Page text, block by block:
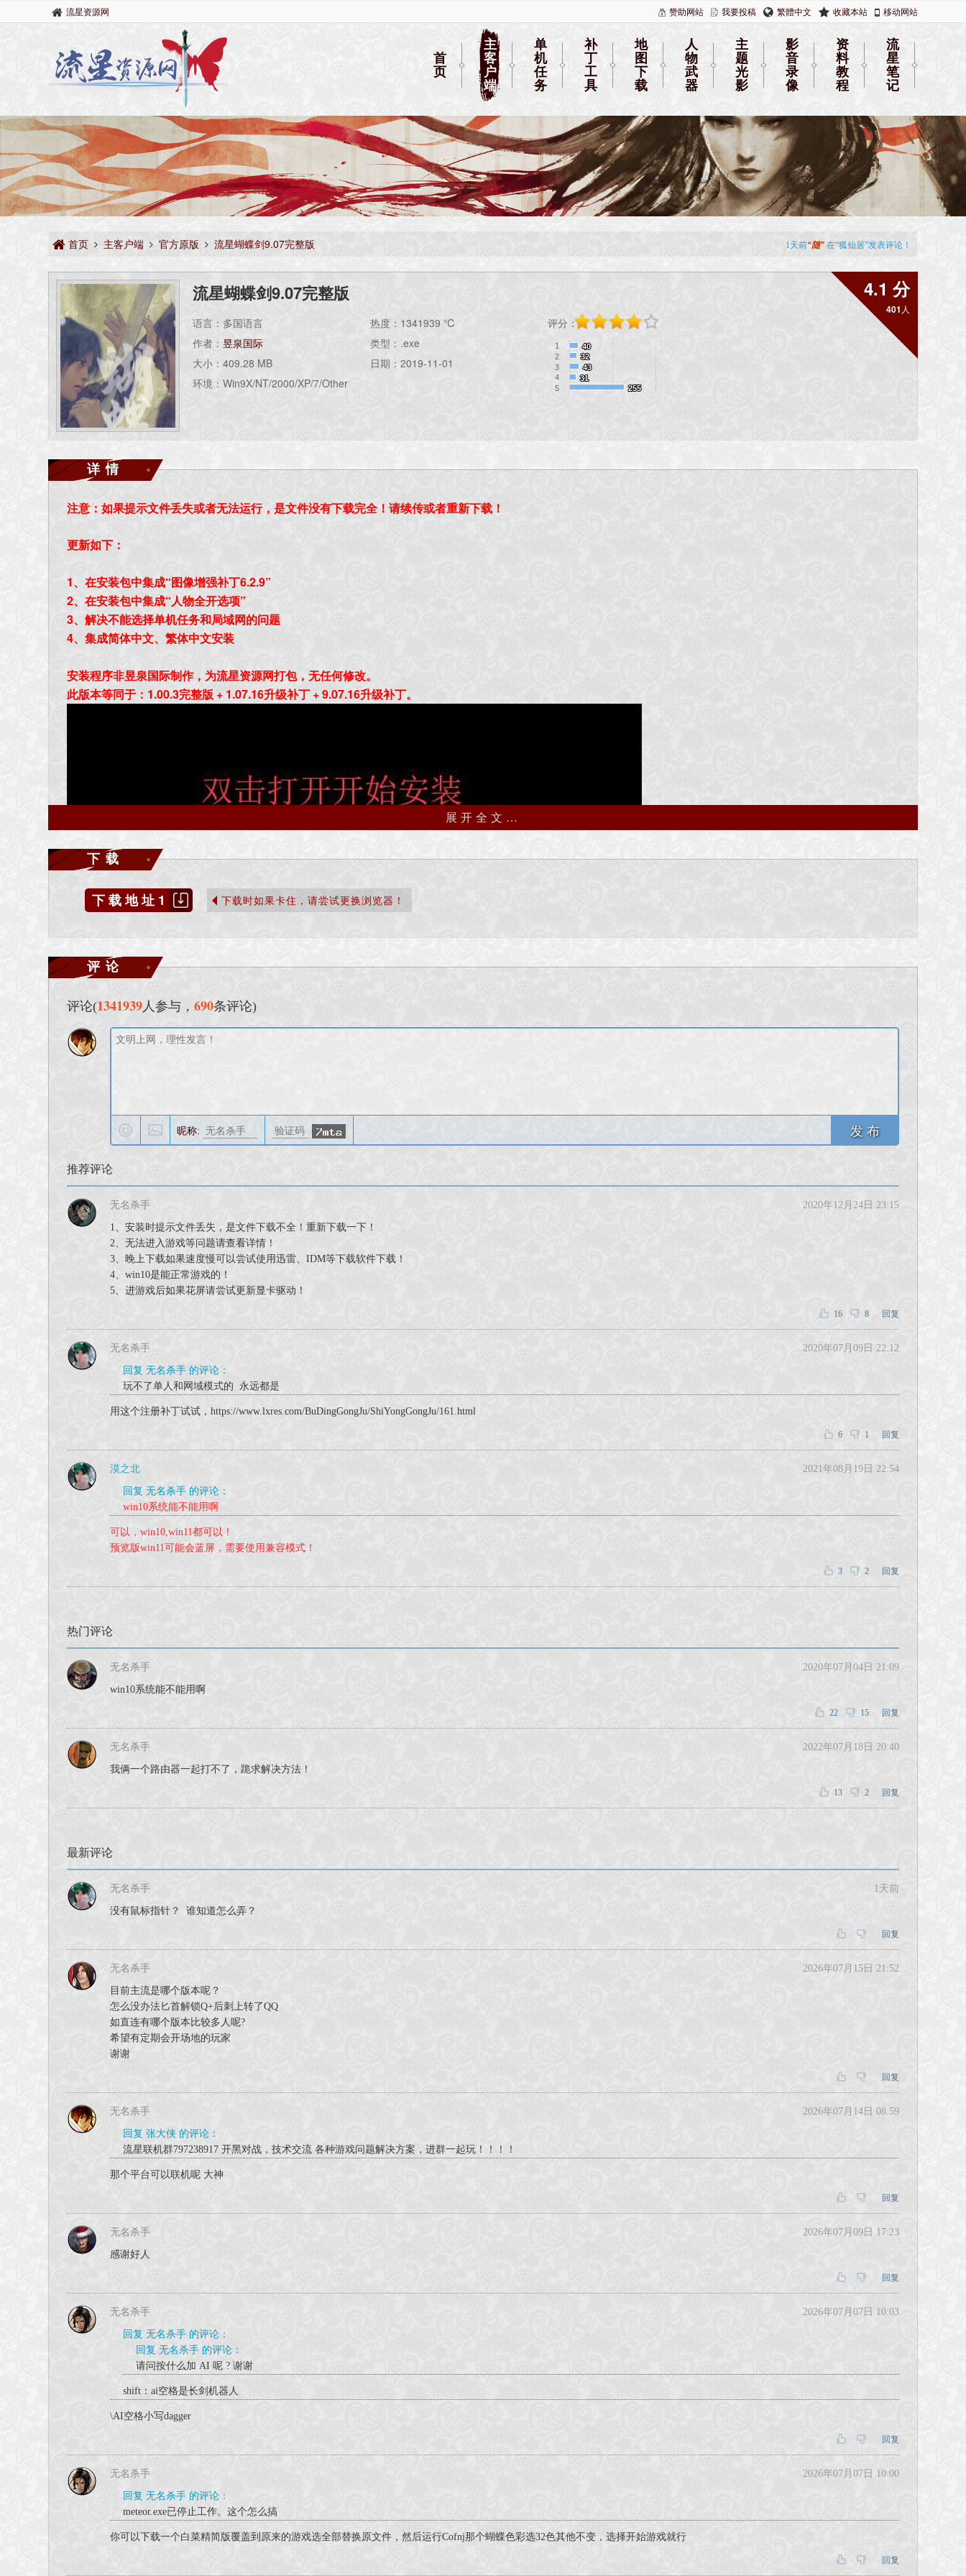
流星资源网 赞助网站 我要投稿 繁體中文 收藏本站 移动网站
首
页
主
客
户
端
单
机
任
务
补
丁
工
具
地
图
下
载
人
物
武
器
主
题
光
影
影
音
录
像
资
料
教
程
流
星
笔
记
首页 主客户端 官方原版 流星蝴蝶剑9.07完整版
流星蝴蝶剑9.07完整版 4.1 分
401 人
语言：多国语言
作者： 昱泉国际
大小：409.28 MB
环境：Win9X/NT/2000/XP/7/Other
热度： 1341939 ℃
类型：.exe
日期：2019-11-01
评分：
40
40
32
32
43
43
31
31
255
255
1
2
3
4
5
详情
注意：如果提示文件丢失或者无法运行，是文件没有下载完全！请续传或者重新下载！
更新如下：
1、在安装包中集成“图像增强补丁6.2.9”
2、在安装包中集成“人物全开选项”
3、解决不能选择单机任务和局域网的问题
4、集成简体中文、繁体中文安装
安装程序非昱泉国际制作，为流星资源网打包，无任何修改。
此版本等同于：1.00.3完整版 + 1.07.16升级补丁 + 9.07.16升级补丁。
展开全文…
下载
下载地址1 下载时如果卡住，请尝试更换浏览器！
评论
评论(1341939 人参与，690条评论)
昵称: 发 布
推荐评论
无名杀手 2020年12月24日 23:15
1、安装时提示文件丢失，是文件下载不全！重新下载一下！
2、无法进入游戏等问题请查看详情！
3、晚上下载如果速度慢可以尝试使用迅雷、IDM等下载软件下载！
4、win10是能正常游戏的！
5、进游戏后如果花屏请尝试更新显卡驱动！
16 8 回复
无名杀手 2020年07月09日 22:12
回复 无名杀手 的评论：
玩不了单人和网域模式的 永远都是
用这个注册补丁试试，https://www.lxres.com/BuDingGongJu/ShiYongGongJu/161.html
6 1 回复
漠之北 2021年08月19日 22:54
回复 无名杀手 的评论：
win10系统能不能用啊
可以，win10,win11都可以！
预览版win11可能会蓝屏，需要使用兼容模式！
3 2 回复
热门评论
无名杀手 2020年07月04日 21:09
win10系统能不能用啊
22 15 回复
无名杀手 2022年07月18日 20:40
我俩一个路由器一起打不了，跪求解决方法！
13 2 回复
最新评论
无名杀手 1天前
没有鼠标指针？ 谁知道怎么弄？
回复
无名杀手 2026年07月15日 21:52
目前主流是哪个版本呢？
怎么没办法匕首解锁Q+后刺上转了QQ
如直连有哪个版本比较多人呢?
希望有定期会开场地的玩家
谢谢
回复
无名杀手 2026年07月14日 08:59
回复 张大侠 的评论：
流星联机群797238917 开黑对战，技术交流 各种游戏问题解决方案，进群一起玩！！！！
那个平台可以联机呢 大神
回复
无名杀手 2026年07月09日 17:23
感谢好人
回复
无名杀手 2026年07月07日 10:03
回复 无名杀手 的评论：
回复 无名杀手 的评论：
请问按什么加 AI 呢 ? 谢谢
shift：ai空格是长剑机器人
\AI空格小写dagger
回复
无名杀手 2026年07月07日 10:00
回复 无名杀手 的评论：
meteor.exe已停止工作。这个怎么搞
你可以下载一个白菜精简版覆盖到原来的游戏选全部替换原文件，然后运行Cofnj那个蝴蝶色彩选32色其他不变，选择开始游戏就行
回复